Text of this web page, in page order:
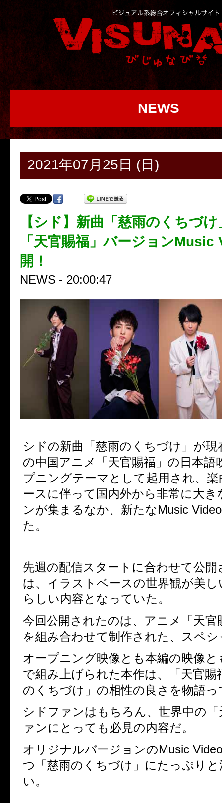
NEWS
2021年07月25日 (日)
【シド】新曲「慈雨のくちづ
「天官賜福」バージョンMusic
開！
NEWS - 20:00:47
シドの新曲「慈雨のくちづけ」が現
の中国アニメ「天官賜福」の日本語
プニングテーマとして起用され、
ースに伴って国内外から非常に大
ンが集まるなか、 新たなMusic Video
た。
先週の配信スタートに合わせて公開
は、イラストベースの世界観が美
らしい内容となっていた。
今回公開されたのは、アニメ「天官
を組み合わせて制作された、スペ
オープニング映像とも本編の映像と
で組み上げられた本作は、
「天官
のくちづけ」の相性の良さを物語っ
シドファンはもちろん、世界中の「
ァンにとっても必見の内容だ。
オリジナルバージョンのMusic Video
つ「慈雨のくちづけ」にたっぷり
い。